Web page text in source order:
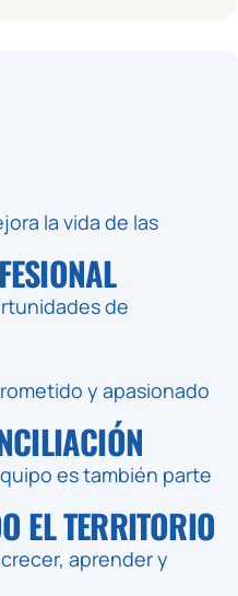
la vida de las
de
y apasionado
es también parte
EL TERRITORIO
aprender y